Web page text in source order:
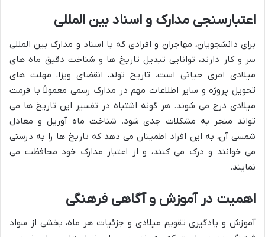
اعتبارسنجی مدارک و اسناد بین المللی
برای دانشجویان، مهاجران و افرادی که با اسناد و مدارک بین المللی
سر و کار دارند، توانایی تبدیل تاریخ ها و شناخت دقیق ماه های
میلادی امری حیاتی است. تاریخ تولد، انقضای ویزا، مهلت های
تحویل پروژه و سایر اطلاعات مهم در مدارک رسمی معمولاً با فرمت
میلادی درج می شوند. هر گونه اشتباه در تفسیر این تاریخ ها می
تواند منجر به مشکلات جدی شود. شناخت ماه آوریل و معادل
شمسی آن، به این افراد اطمینان می دهد که تاریخ ها را به درستی
می خوانند و درک می کنند، و از اعتبار مدارک خود محافظت می
نمایند.
اهمیت در آموزش و آگاهی فرهنگی
آموزش و یادگیری تقویم میلادی و جزئیات هر ماه، بخشی از سواد